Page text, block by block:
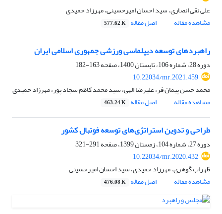
علی نقی انصاری، سید احسان امیرحسینی، مهرزاد حمیدی
مشاهده مقاله
اصل مقاله 577.62 K
راهبردهای توسعه دیپلماسی ورزشی جمهوری اسلامی ایران
دوره 28، شماره 106، تابستان 1400، صفحه
163-182
10.22034/mr.2021.459
محمد حسن پیمان فر، علیرضا الهی، سید محمد کاظم سجاد پور، مهرزاد حمیدی
مشاهده مقاله
اصل مقاله 463.24 K
طراحی و تدوین استراتژی‌های توسعه فوتبال کشور
دوره 27، شماره 104، زمستان 1399، صفحه
291-321
10.22034/mr.2020.432
ظهراب گوهری، مهرزاد حمیدی، سید احسان امیرحسینی
مشاهده مقاله
اصل مقاله 476.08 K